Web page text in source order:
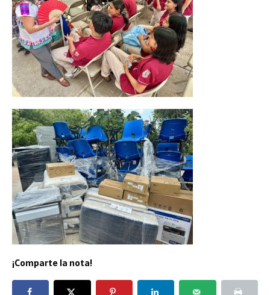
¡Comparte la nota!